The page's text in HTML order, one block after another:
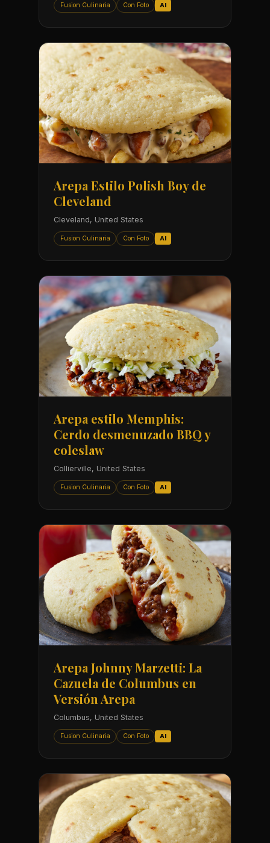
Fusion Culinaria Con Foto AI
Arepa Estilo Polish Boy de
Cleveland
Cleveland, United States
Fusion Culinaria Con Foto AI
Arepa estilo Memphis:
Cerdo desmenuzado BBQ y
coleslaw
Collierville, United States
Fusion Culinaria Con Foto AI
Arepa Johnny Marzetti: La
Cazuela de Columbus en
Versión Arepa
Columbus, United States
Fusion Culinaria Con Foto AI